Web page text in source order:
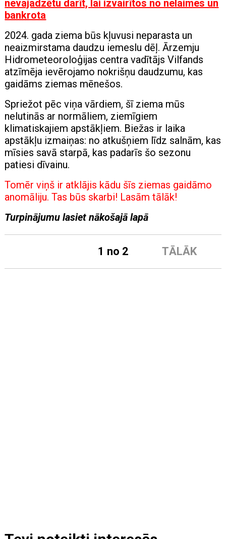
nevajadzētu darīt, lai izvairītos no nelaimes un
bankrota
2024. gada ziema būs kļuvusi neparasta un
neaizmirstama daudzu iemeslu dēļ. Ārzemju
Hidrometeoroloģijas centra vadītājs Vilfands
atzīmēja ievērojamo nokrišņu daudzumu, kas
gaidāms ziemas mēnešos.
Spriežot pēc viņa vārdiem, šī ziema mūs
nelutinās ar normāliem, ziemīgiem
klimatiskajiem apstākļiem. Biežas ir laika
apstākļu izmaiņas: no atkušņiem līdz salnām, kas
mīsies savā starpā, kas padarīs šo sezonu
patiesi dīvainu.
Tomēr viņš ir atklājis kādu šīs ziemas gaidāmo
anomāliju. Tas būs skarbi! Lasām tālāk!
Turpinājumu lasiet nākošajā lapā
TĀLĀK
1 no 2